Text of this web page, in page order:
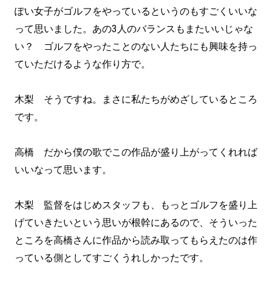
ぽい女子がゴルフをやっているというのもすごくいいな
って思いました。あの3人のバランスもまたいいじゃな
い？ ゴルフをやったことのない人たちにも興味を持っ
ていただけるような作り方で。
木梨 そうですね。まさに私たちがめざしているところ
です。
高橋 だから僕の歌でこの作品が盛り上がってくれれば
いいなって思います。
木梨 監督をはじめスタッフも、もっとゴルフを盛り上
げていきたいという思いが根幹にあるので、そういった
ところを高橋さんに作品から読み取ってもらえたのは作
っている側としてすごくうれしかったです。